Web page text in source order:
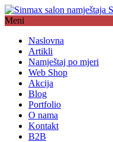
Meni
Naslovna
Artikli
Namještaj po mjeri
Web Shop
Akcija
Blog
Portfolio
O nama
Kontakt
B2B